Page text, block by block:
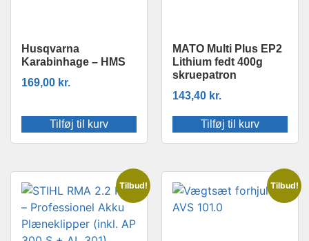
Husqvarna
Karabinhage – HMS
169,00 kr.
Tilføj til kurv
MATO Multi Plus EP2
Lithium fedt 400g
skruepatron
143,40 kr.
Tilføj til kurv
Tilbud! Tilbud!